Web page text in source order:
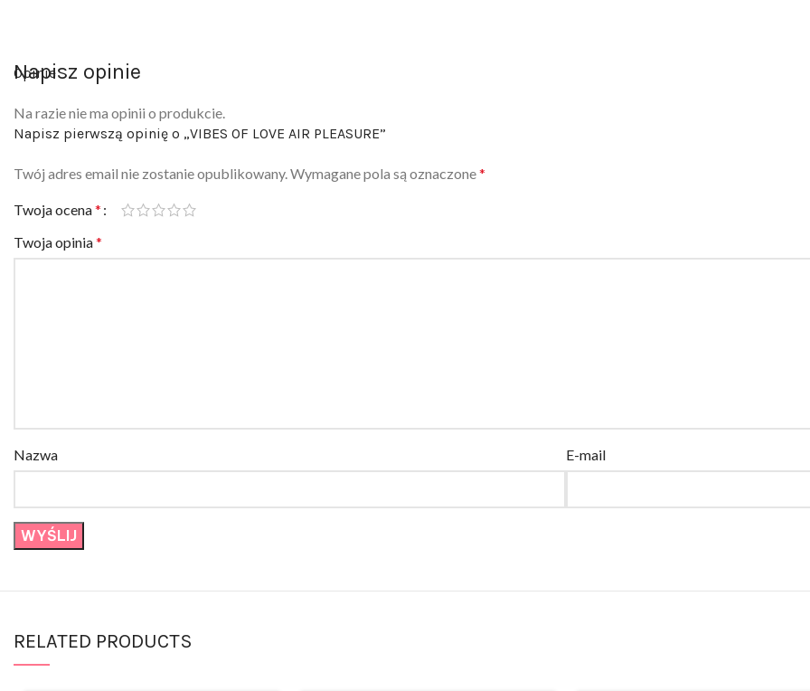
Napisz opinie
Opinie
Na razie nie ma opinii o produkcie.
Napisz pierwszą opinię o „VIBES OF LOVE AIR PLEASURE”
Twój adres email nie zostanie opublikowany.Wymagane pola są oznaczone*
Twoja ocena*
Twoja opinia*
Nazwa E-mail
RELATED PRODUCTS